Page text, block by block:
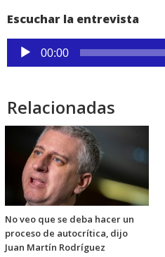
Escuchar la entrevista
Reproductor
de
00:00
Relacionadas
No veo que se deba hacer un
proceso de autocrítica, dijo
Juan Martín Rodríguez